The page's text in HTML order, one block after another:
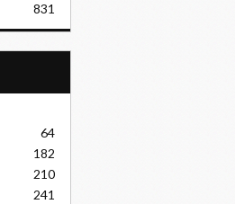
831
64
182
210
241